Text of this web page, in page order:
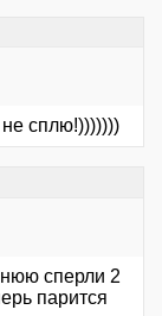
сплю!)))))))
сперли 2
парится